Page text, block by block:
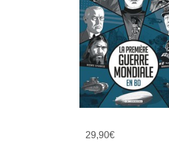
29,90€